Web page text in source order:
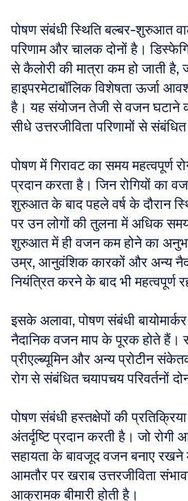
पोषण संबंधी स्थिति बल्बर-शुरुआत
परिणाम और चालक दोनों है।
से कैलोरी की मात्रा कम हो जाती
हाइपरमेटाबॉलिक विशेषता ऊर्जा
है। यह संयोजन तेजी से वजन घटाने
सीधे उत्तरजीविता परिणामों से संबंधित
पोषण में गिरावट का समय महत्वपूर्ण
प्रदान करता है। जिन रोगियों का
शुरुआत के बाद पहले वर्ष के दौरान
पर उन लोगों की तुलना में अधिक
शुरुआत में ही वजन कम होने का
उम्र, आनुवंशिक कारकों और अन्य
नियंत्रित करने के बाद भी महत्वपूर्ण
इसके अलावा, पोषण संबंधी
नैदानिक वजन माप के पूरक होते हैं।
प्रीएल्ब्यूमिन और अन्य प्रोटीन
रोग से संबंधित चयापचय परिवर्तनों
पोषण संबंधी हस्तक्षेपों की
अंतर्दृष्टि प्रदान करती है। जो
सहायता के बावजूद वजन बनाए
आमतौर पर खराब उत्तरजीविता
आक्रामक बीमारी होती है।